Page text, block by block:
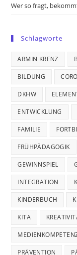
Wer so fragt,
Schlagworte
ARMIN KRENZ
BILDUNG
DKHW
ENTWICKLUNG
FAMILIE
FRÜHPÄDAGOGIK
GEWINNSPIEL
INTEGRATION
KINDERBUCH
KITA
PRÄVENTION